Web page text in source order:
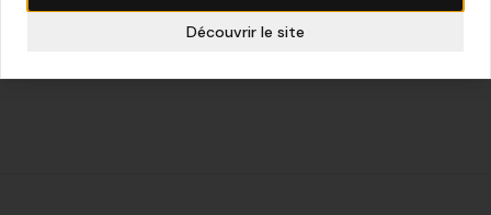
ébène), laqué (blanc, noir, couleurs), doré ou argenté.
Chaque finition est travaillée artisanalement pour un
Découvrir le site